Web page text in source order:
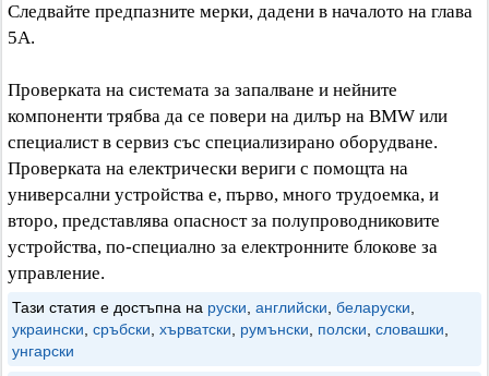
Следвайте предпазните мерки, дадени в началото на глава
5A.
Проверката на системата за запалване и нейните
компоненти трябва да се повери на дилър на BMW или
специалист в сервиз със специализирано оборудване.
Проверката на електрически вериги с помощта на
универсални устройства е, първо, много трудоемка, и
второ, представлява опасност за полупроводниковите
устройства, по-специално за електронните блокове за
управление.
Тази статия е достъпна на руски английски беларуски
украински сръбски хърватски румънски полски словашки
унгарски